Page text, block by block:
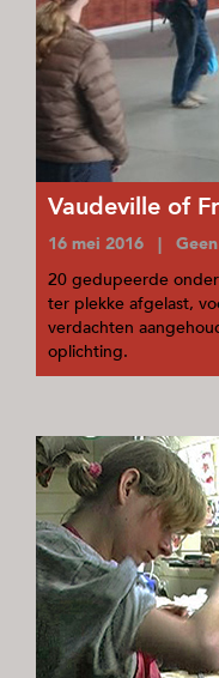
Vaudeville of
16 mei 2016 |
20 gedupeerde
ter plekke afgelast,
verdachten
oplichting.